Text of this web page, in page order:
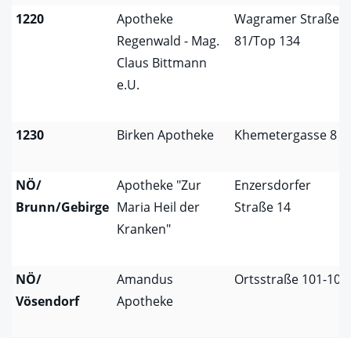
1220
Apotheke
Regenwald - Mag.
Claus Bittmann
e.U.
Wagramer Straße
81/Top 134
1230 Birken Apotheke Khemetergasse 8
NÖ/
Brunn/Gebirge
Apotheke "Zur
Maria Heil der
Kranken"
Enzersdorfer
Straße 14
NÖ/
Vösendorf
Amandus
Apotheke
Ortsstraße 101-103